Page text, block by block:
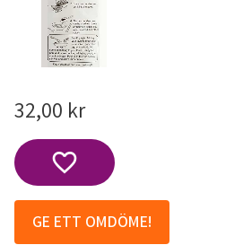
32,00 kr
Lägg till i favoriter
GE ETT OMDÖME!